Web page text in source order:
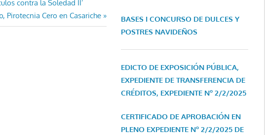
contra la Soledad II’
Pirotecnia Cero en Casariche
BASES I CONCURSO DE DULCES Y
POSTRES NAVIDEÑOS
EDICTO DE EXPOSICIÓN PÚBLICA,
EXPEDIENTE DE TRANSFERENCIA DE
CRÉDITOS, EXPEDIENTE Nº 2/2/2025
CERTIFICADO DE APROBACIÓN EN
PLENO EXPEDIENTE Nº 2/2/2025 DE